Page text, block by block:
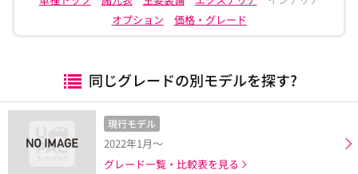
オプション
価格・グレード
同じグレードの別モデルを探す?
現行モデル
2022年1月～
グレード一覧・比較表を見る